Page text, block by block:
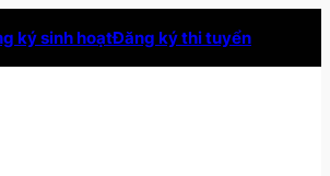
ký sinh hoạtĐăng ký thi tuyển